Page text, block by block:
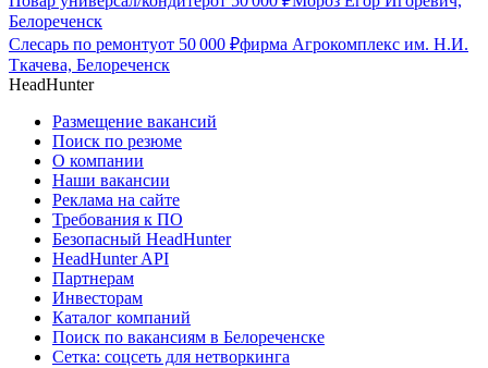
Белореченск
Слесарь по ремонтуот 50 000 ₽фирма Агрокомплекс им. Н.И.
Ткачева, Белореченск
HeadHunter
Размещение вакансий
Поиск по резюме
О компании
Наши вакансии
Реклама на сайте
Требования к ПО
Безопасный HeadHunter
HeadHunter API
Партнерам
Инвесторам
Каталог компаний
Поиск по вакансиям в Белореченске
Сетка: соцсеть для нетворкинга